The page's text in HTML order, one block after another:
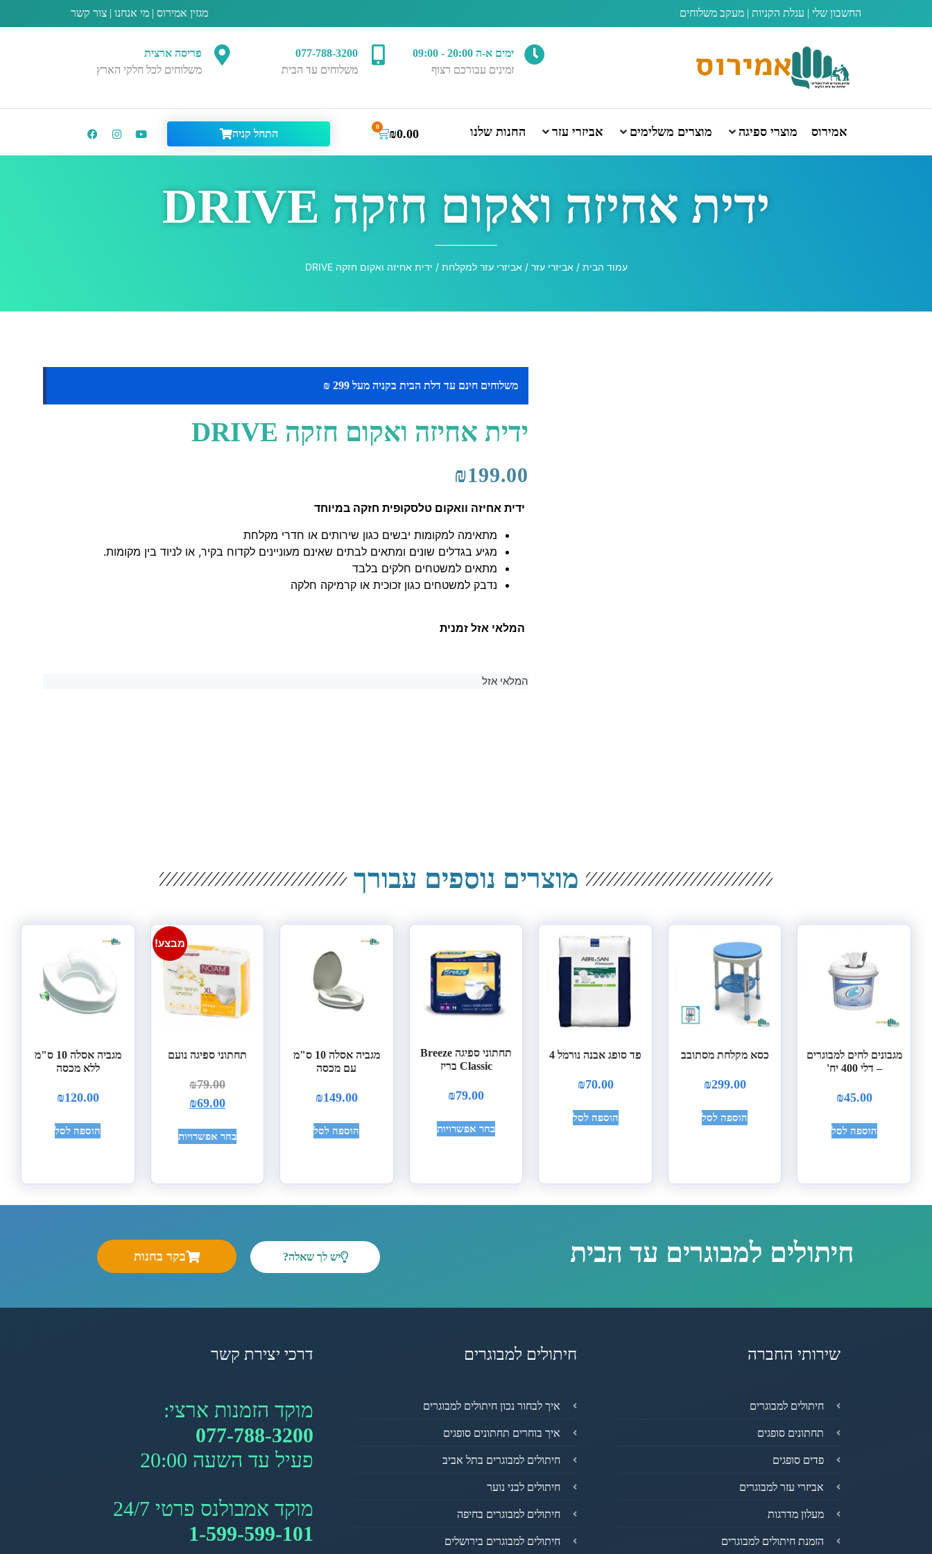
החשבון שלי | עגלת הקניות | מעקב משלוחים מגזין אמירוס | מי אנחנו | צור קשר
ימים א-ה 20:00 - 09:00
זמינים עבורכם רצוף
077-788-3200
משלוחים עד הבית
פריסה ארצית
משלוחים לכל חלקי הארץ
אמירוס מוצרי ספיגה מוצרים משלימים אביזרי עזר החנות שלנו ₪0.00
0
התחל קניה
ידית אחיזה ואקום חזקה DRIVE
עמוד הבית / אביזרי עזר / אביזרי עזר למקלחת / ידית אחיזה ואקום חזקה DRIVE
משלוחים חינם עד דלת הבית בקניה מעל 299 ₪
ידית אחיזה ואקום חזקה DRIVE
₪199.00
ידית אחיזה וואקום טלסקופית חזקה במיוחד
מתאימה למקומות יבשים כגון שירותים או חדרי מקלחת
מגיע בגדלים שונים ומתאים לבתים שאינם מעוניינים לקדוח בקיר, או לניוד בין מקומות.
מתאים למשטחים חלקים בלבד
נדבק למשטחים כגון זכוכית או קרמיקה חלקה
המלאי אזל זמנית
המלאי אזל
מוצרים נוספים עבורך
מגבונים לחים למבוגרים
– דלי 400 יח'
₪45.00
הוספה לסל
כסא מקלחת מסתובב
₪299.00
הוספה לסל
פד סופג אבנה נורמל 4
₪70.00
הוספה לסל
תחתוני ספיגה Breeze
Classic בריז
₪79.00
בחר אפשרויות
מגביה אסלה 10 ס"מ
עם מכסה
₪149.00
הוספה לסל
מבצע!
תחתוני ספיגה נועם
₪79.00
₪69.00
בחר אפשרויות
מגביה אסלה 10 ס"מ
ללא מכסה
₪120.00
הוספה לסל
חיתולים למבוגרים עד הבית יש לך שאלה? בקר בחנות
שירותי החברה
חיתולים למבוגרים
תחתונים סופגים
פדים סופגים
אביזרי עזר למבוגרים
מעלון מדרגות
הזמנת חיתולים למבוגרים
חיתולים למבוגרים
איך לבחור נכון חיתולים למבוגרים
איך בוחרים תחתונים סופגים
חיתולים למבוגרים בתל אביב
חיתולים לבני נוער
חיתולים למבוגרים בחיפה
חיתולים למבוגרים בירושלים
דרכי יצירת קשר
מוקד הזמנות ארצי:
077-788-3200
פעיל עד השעה 20:00
מוקד אמבולנס פרטי 24/7
1-599-599-101